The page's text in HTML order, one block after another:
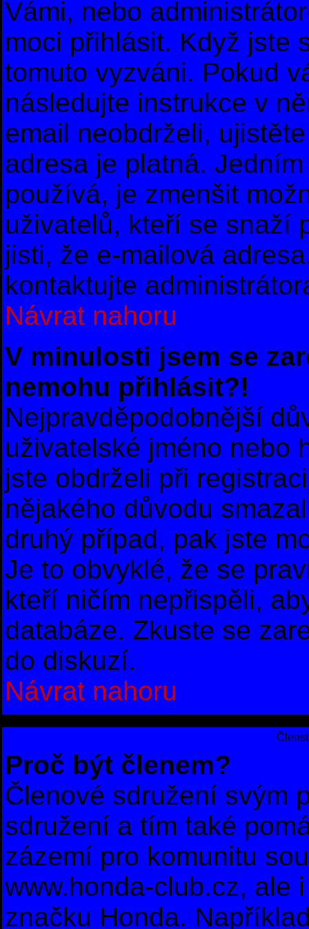
Vámi, nebo
moci přihlásit. Když jste
tomuto vyzváni. Pokud
následujte instrukce v
email neobdrželi,
adresa je platná.
používá, je zmenšit
uživatelů, kteří se snaží
jisti, že e-mailová
kontaktujte
Návrat nahoru
V minulosti jsem se
nemohu přihlásit?!
Nejpravděpodobnější
uživatelské jméno nebo
jste obdrželi při
nějakého důvodu
druhý případ, pak jste
Je to obvyklé, že se
kteří ničím nepřispěli,
databáze. Zkuste se
do diskuzí.
Návrat nahoru
Proč být členem?
Členové sdružení svým
sdružení a tím také
zázemí pro komunitu
www.honda-club.cz, ale
značku Honda.